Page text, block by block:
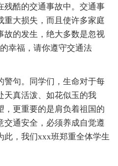
残酷的交通事故中。交通事
重大损失，而且使许多家庭
故的发生，绝大多数是忽视
幸福，请你遵守交通法
警句。同学们，生命对于每
天真活泼、如花似玉的我
，更重要的是肩负着祖国的
交通安全，必须养成自觉遵
此，我们xxx班郑重全体学生